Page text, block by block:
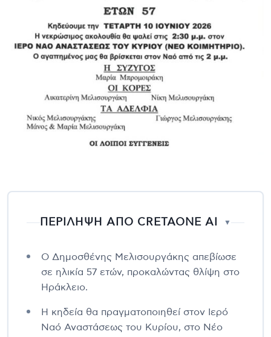
ΠΕΡΙΛΗΨΗ ΑΠΟ CRETAONE AI ▼
Ο Δημοσθένης Μελισουργάκης απεβίωσε
σε ηλικία 57 ετών, προκαλώντας θλίψη στο
Ηράκλειο.
Η κηδεία θα πραγματοποιηθεί στον Ιερό
Ναό Αναστάσεως του Κυρίου, στο Νέο